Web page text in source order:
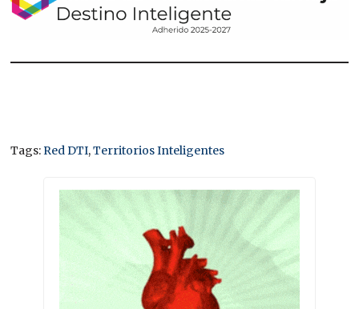
Tags:Red DTI,Territorios Inteligentes